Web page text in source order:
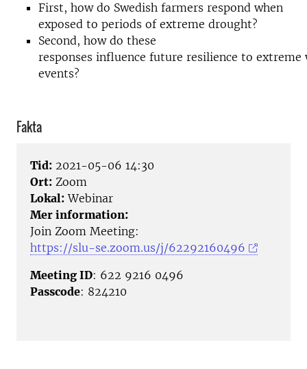
First, how do Swedish farmers respond when
exposed to periods of extreme drought?
Second, how do these
responses influence future resilience to extreme
events?
Fakta
Tid: 2021-05-06 14:30
Ort: Zoom
Lokal: Webinar
Mer information:
Join Zoom Meeting:
https://slu-se.zoom.us/j/62292160496
Meeting ID: 622 9216 0496
Passcode: 824210